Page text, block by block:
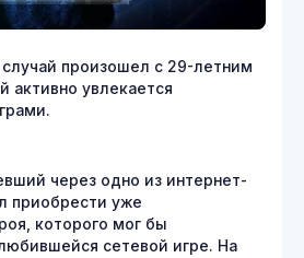
произошел с 29-летним
активно увлекается
через одно из интернет-
приобрести уже
которого мог бы
сетевой игре. На